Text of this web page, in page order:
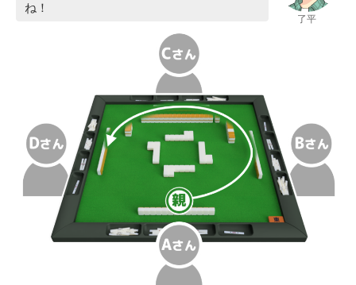
了平
ね！